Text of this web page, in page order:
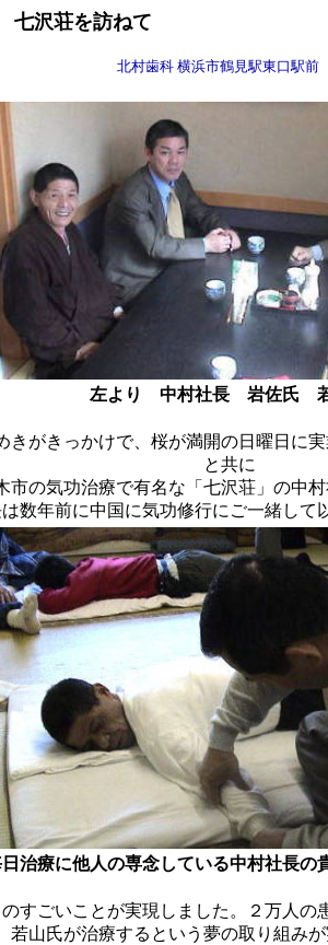
七沢荘を訪ねて
北村歯科 横浜市鶴見駅東口駅前
左より 中村社長 岩佐氏
きがきっかけで、桜が満開の日曜日に
と共に
市の気功治療で有名な「七沢荘」の中
数年前に中国に気功修行にご一緒して
治療に他人の専念している中村社長の
すごいことが実現しました。２万人の
若山氏が治療するという夢の取り組み